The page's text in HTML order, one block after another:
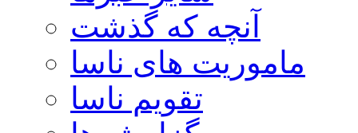
آنچه که گذشت
ماموریت های ناسا
تقویم ناسا